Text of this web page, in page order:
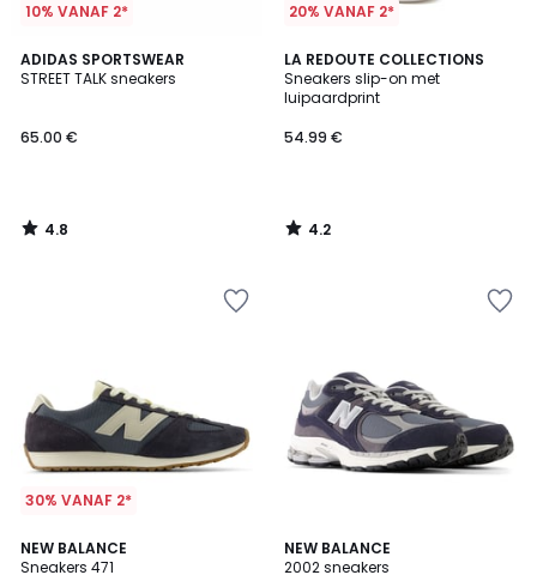
10% VANAF 2*
ADIDAS SPORTSWEAR
STREET TALK sneakers
65.00 €
4.8
/ 5
4.8
/
20% VANAF 2*
LA REDOUTE COLLECTIONS
Sneakers slip-on met
luipaardprint
54.99 €
4.2
/ 5
4.2
/
30% VANAF 2*
NEW BALANCE
Sneakers 471
4.2
/ 5
NEW BALANCE
2002 sneakers
4.6
/ 5
3